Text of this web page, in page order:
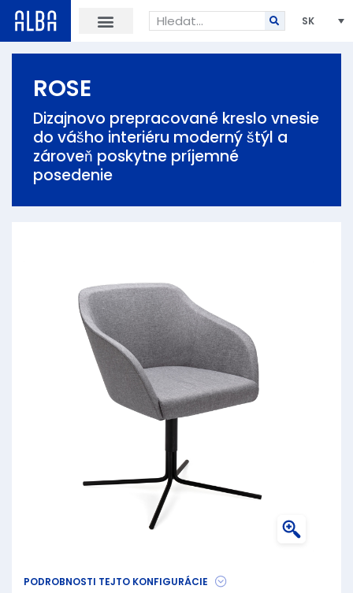
SK
ROSE
Dizajnovo prepracované kreslo vnesie
do vášho interiéru moderný štýl a
zároveň poskytne príjemné
posedenie
PODROBNOSTI TEJTO KONFIGURÁCIE